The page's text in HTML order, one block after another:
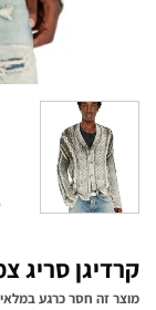
קרדיגן סריג
מוצר זה חסר כרגע במלאי